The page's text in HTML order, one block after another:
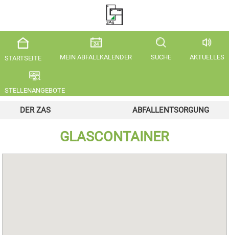
STARTSEITE MEIN ABFALLKALENDER SUCHE AKTUELLES
STELLENANGEBOTE
DER ZAS ABFALLENTSORGUNG
GLASCONTAINER